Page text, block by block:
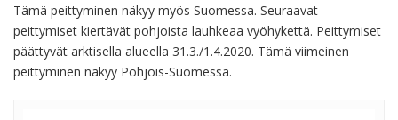
Tämä peittyminen näkyy myös Suomessa. Seuraavat
peittymiset kiertävät pohjoista lauhkeaa vyöhykettä. Peittymiset
päättyvät arktisella alueella 31.3./1.4.2020. Tämä viimeinen
peittyminen näkyy Pohjois-Suomessa.